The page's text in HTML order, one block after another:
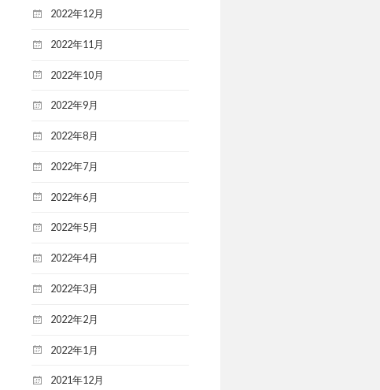
2022年12月
2022年11月
2022年10月
2022年9月
2022年8月
2022年7月
2022年6月
2022年5月
2022年4月
2022年3月
2022年2月
2022年1月
2021年12月